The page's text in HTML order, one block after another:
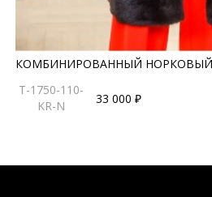
КОМБИНИРОВАННЫЙ
T-1750-110-
KR-N
33 000 ₽